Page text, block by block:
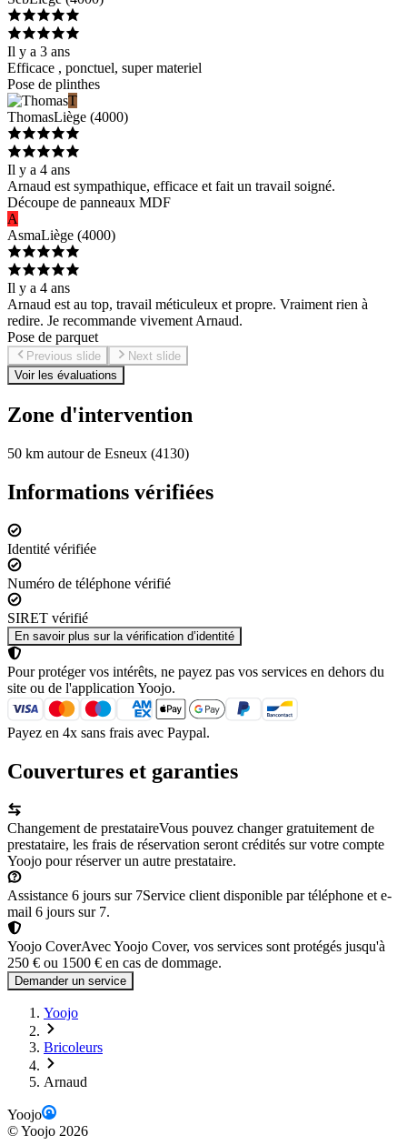
Il y a 3 ans
Efficace , ponctuel, super materiel
Pose de plinthes
T
ThomasLiège (4000)
Il y a 4 ans
Arnaud est sympathique, efficace et fait un travail soigné.
Découpe de panneaux MDF
A
AsmaLiège (4000)
Il y a 4 ans
Arnaud est au top, travail méticuleux et propre. Vraiment rien à
redire. Je recommande vivement Arnaud.
Pose de parquet
Previous slide
Next slide
Voir les évaluations
Zone d'intervention
50 km autour de Esneux (4130)
Informations vérifiées
Identité vérifiée
Numéro de téléphone vérifié
SIRET vérifié
En savoir plus sur la vérification d’identité
Pour protéger vos intérêts, ne payez pas vos services en dehors du
site ou de l'application Yoojo.
Payez en 4x sans frais avec Paypal.
Couvertures et garanties
Changement de prestataireVous pouvez changer gratuitement de
prestataire, les frais de réservation seront crédités sur votre compte
Yoojo pour réserver un autre prestataire.
Assistance 6 jours sur 7Service client disponible par téléphone et e-
mail 6 jours sur 7.
Yoojo CoverAvec Yoojo Cover, vos services sont protégés jusqu'à
250 € ou 1500 € en cas de dommage.
Demander un service
Yoojo
Bricoleurs
Arnaud
Yoojo
©Yoojo 2026